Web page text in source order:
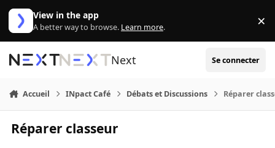
Aller au contenu
View in the app
A better way to browse. Learn more. ×
Next Se connecter
Accueil INpact Café Débats et Discussions Réparer
Réparer classeur